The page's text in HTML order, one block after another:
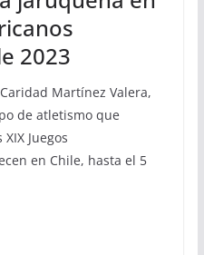
2023
Martínez Valera,
de atletismo que
Juegos
en Chile, hasta el 5